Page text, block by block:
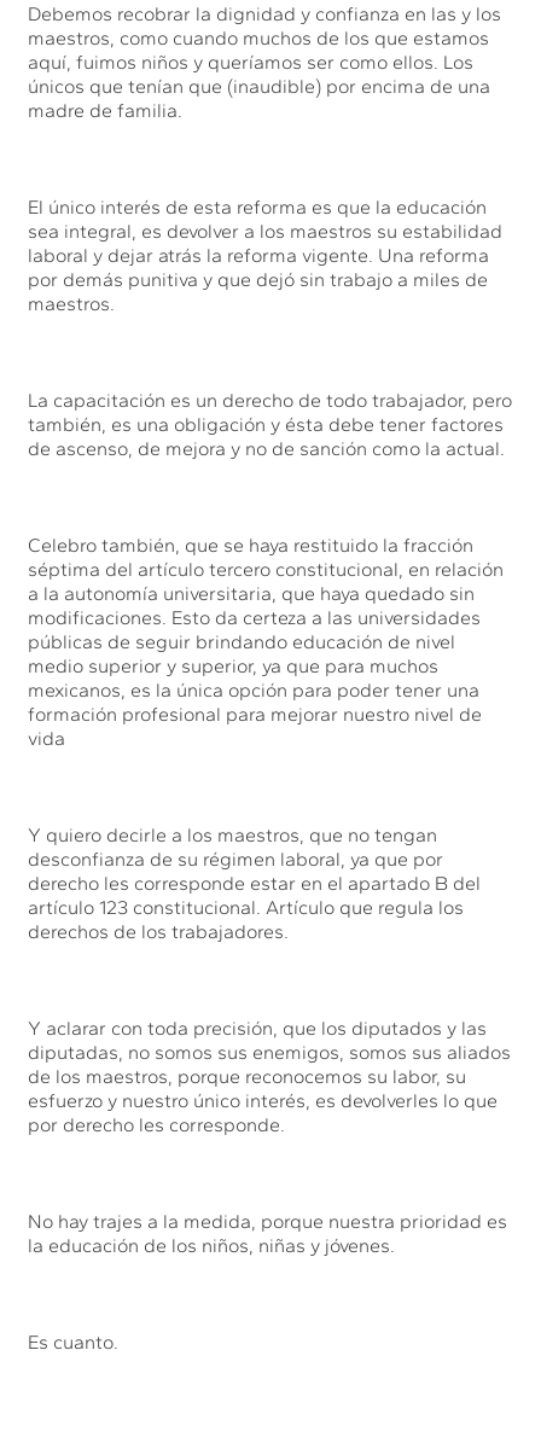
Debemos recobrar la dignidad y confianza en las y los
maestros, como cuando muchos de los que estamos
aquí, fuimos niños y queríamos ser como ellos. Los
únicos que tenían que (inaudible) por encima de una
madre de familia.
El único interés de esta reforma es que la educación
sea integral, es devolver a los maestros su estabilidad
laboral y dejar atrás la reforma vigente. Una reforma
por demás punitiva y que dejó sin trabajo a miles de
maestros.
La capacitación es un derecho de todo trabajador, pero
también, es una obligación y ésta debe tener factores
de ascenso, de mejora y no de sanción como la actual.
Celebro también, que se haya restituido la fracción
séptima del artículo tercero constitucional, en relación
a la autonomía universitaria, que haya quedado sin
modificaciones. Esto da certeza a las universidades
públicas de seguir brindando educación de nivel
medio superior y superior, ya que para muchos
mexicanos, es la única opción para poder tener una
formación profesional para mejorar nuestro nivel de
vida
Y quiero decirle a los maestros, que no tengan
desconfianza de su régimen laboral, ya que por
derecho les corresponde estar en el apartado B del
artículo 123 constitucional. Artículo que regula los
derechos de los trabajadores.
Y aclarar con toda precisión, que los diputados y las
diputadas, no somos sus enemigos, somos sus aliados
de los maestros, porque reconocemos su labor, su
esfuerzo y nuestro único interés, es devolverles lo que
por derecho les corresponde.
No hay trajes a la medida, porque nuestra prioridad es
la educación de los niños, niñas y jóvenes.
Es cuanto.